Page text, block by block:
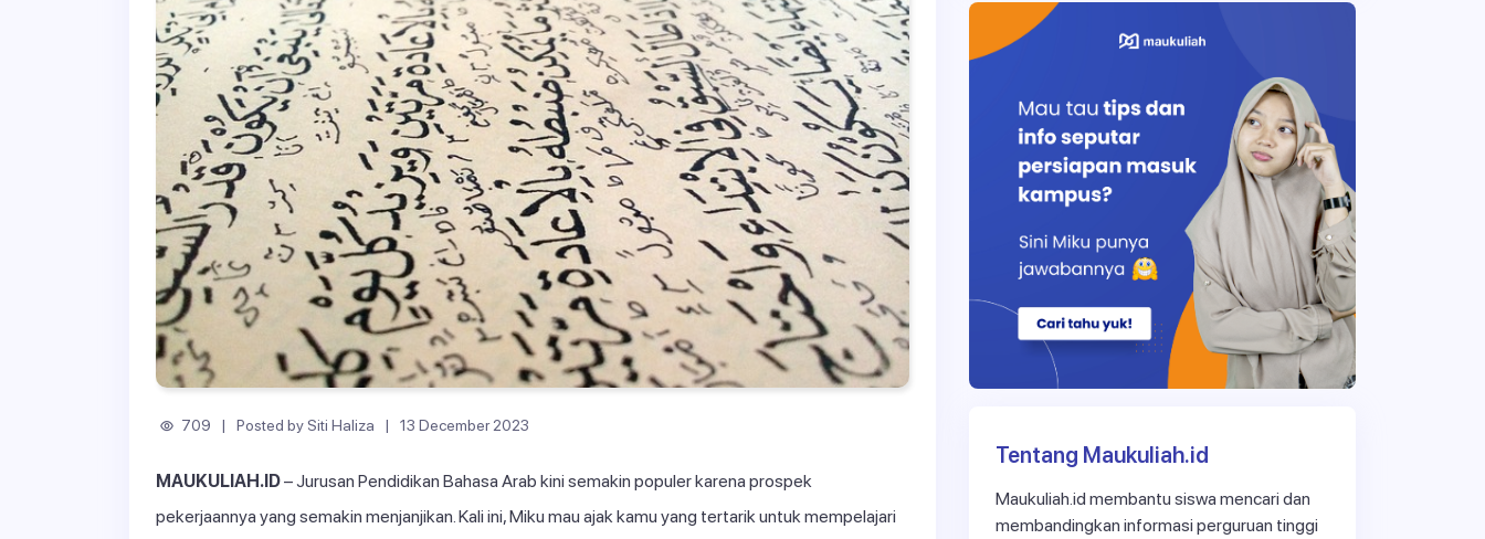
709 | Posted by Siti Haliza | 13 December 2023
MAUKULIAH.ID– Jurusan Pendidikan Bahasa Arab kini semakin populer karena prospek
pekerjaannya yang semakin menjanjikan. Kali ini, Miku mau ajak kamu yang tertarik untuk mempelajari
Tentang Maukuliah.id
Maukuliah.id membantu siswa mencari dan
membandingkan informasi perguruan tinggi